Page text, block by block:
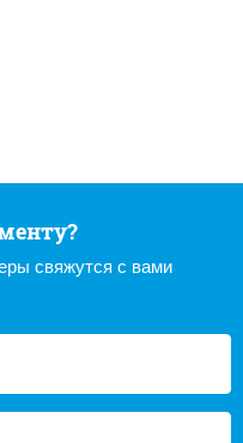
свяжутся с вами